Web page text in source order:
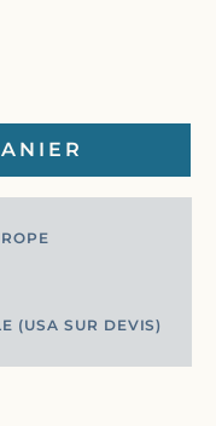
(USA SUR DEVIS)